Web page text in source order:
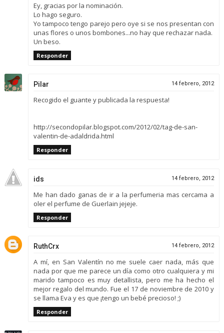
Ey, gracias por la nominación.
Lo hago seguro.
Yo tampoco tengo parejo pero oye si se nos presentan con
unas flores o unos bombones...no hay que rechazar nada.
Un beso.
Responder
Pilar 14 febrero, 2012
Recogido el guante y publicada la respuesta!
http://secondopilar.blogspot.com/2012/02/tag-de-san-
valentin-de-adaldrida.html
Responder
ids 14 febrero, 2012
Me han dado ganas de ir a la perfumeria mas cercama a
oler el perfume de Guerlain jejeje.
Responder
RuthCrx 14 febrero, 2012
A mí, en San Valentín no me suele caer nada, más que
nada por que me parece un día como otro cualquiera y mi
marido tampoco es muy detallista, pero me ha hecho el
mejor regalo del mundo. Fue el 17 de noviembre de 2010 y
se llama Eva y es que ¡tengo un bebé precioso! ;)
Responder